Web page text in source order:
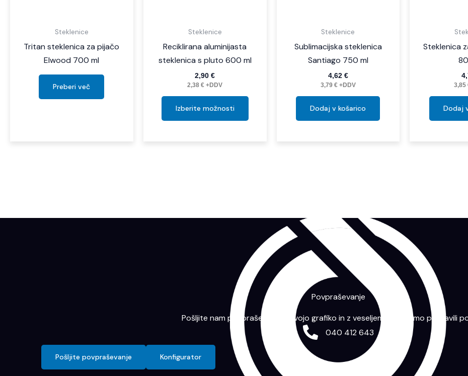
Steklenice
Tritan steklenica za pijačo
Elwood 700 ml
Preberi več
Steklenice
Reciklirana aluminijasta
steklenica s pluto 600 ml
2,90€
2,38€ +DDV
Izberite možnosti
Steklenice
Sublimacijska steklenica
Santiago 750 ml
4,62 €
3,79 €+DDV
Dodaj v košarico
Steklenica
3,85
Dodaj
Povpraševanje
Pošljite nam povpraševanje s svojo grafiko in z veseljem vam bomo pripravili
040 412 643
Pošljite povpraševanje Konfigurator